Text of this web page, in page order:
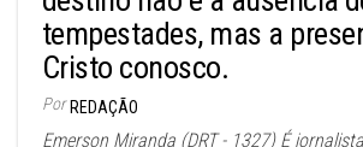
tempestades, mas a
Cristo conosco.
Por REDAÇÃO
Emerson Miranda (DRT - 1327) É